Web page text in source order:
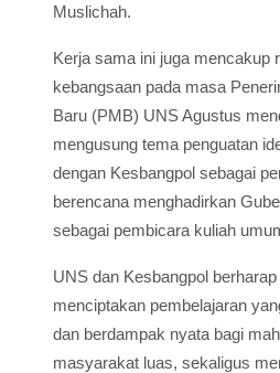
Muslichah.
Kerja sama ini juga mencakup
kebangsaan pada masa
Baru (PMB) UNS Agustus
mengusung tema penguatan
dengan Kesbangpol sebagai
berencana menghadirkan
sebagai pembicara kuliah
UNS dan Kesbangpol
menciptakan pembelajaran
dan berdampak nyata bagi
masyarakat luas, sekaligus